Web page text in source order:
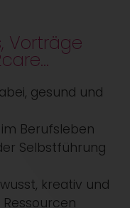
Vorträge
gesund und
Berufsleben
Selbstführung
kreativ und